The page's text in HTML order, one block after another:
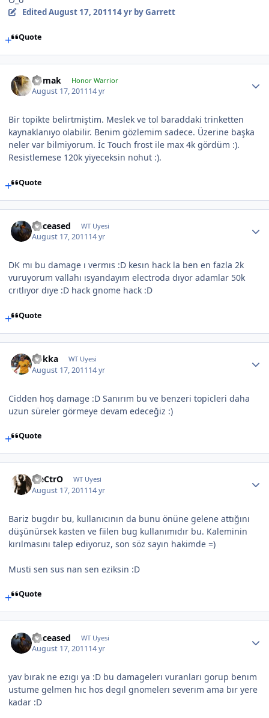
EditedAugust 17, 201114 yrby Garrett
Quote
nomak Honor Warrior
August 17, 201114 yr
Bir topikte belirtmiştim. Meslek ve tol baraddaki trinketten
kaynaklanıyo olabilir. Benim gözlemim sadece. Üzerine başka
neler var bilmiyorum. İc Touch frost ile max 4k gördüm :).
Resistlemese 120k yiyeceksin nohut :).
Quote
Deceased WT Uyesi
August 17, 201114 yr
DK mı bu damage ı vermıs :D kesın hack la ben en fazla 2k
vuruyorum vallahı ısyandayım electroda dıyor adamlar 50k
crıtlıyor dıye :D hack gnome hack :D
Quote
Rokka WT Uyesi
August 17, 201114 yr
Cidden hoş damage :D Sanırım bu ve benzeri topicleri daha
uzun süreler görmeye devam edeceğiz :)
Quote
EleCtrO WT Uyesi
August 17, 201114 yr
Bariz bugdır bu, kullanıcının da bunu önüne gelene attığını
düşünürsek kasten ve fiilen bug kullanımıdır bu. Kaleminin
kırılmasını talep ediyoruz, son söz sayın hakimde =)
Musti sen sus nan sen eziksin :D
Quote
Deceased WT Uyesi
August 17, 201114 yr
yav bırak ne ezıgı ya :D bu damagelerı vuranları gorup benım
ustume gelmen hıc hos degıl gnomelerı severım ama bır yere
kadar :D